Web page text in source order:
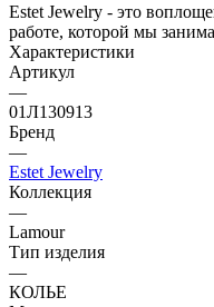
Estet Jewelry - это
работе, которой мы
Характеристики
Артикул
—
01Л130913
Бренд
—
Estet Jewelry
Коллекция
—
Lamour
Тип изделия
—
КОЛЬЕ